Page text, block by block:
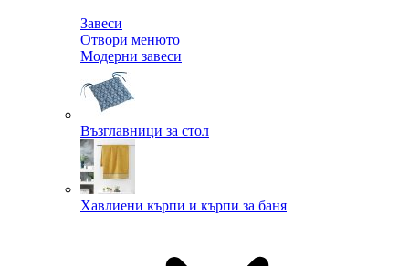
Завеси
Отвори менюто
Модерни завеси
Възглавници за стол
Хавлиени кърпи и кърпи за баня